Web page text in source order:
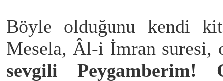
Böyle olduğunu kendi
Mesela, Âl-i İmran suresi,
sevgili